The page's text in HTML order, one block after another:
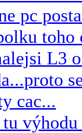
pc
toho
L3
cac...